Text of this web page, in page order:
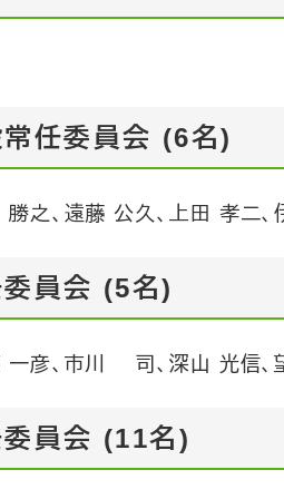
任委員会 (6名)
之、遠藤 公久、上田 孝二
員会 (5名)
一彦、市川 司、深山 光信
員会 (11名)